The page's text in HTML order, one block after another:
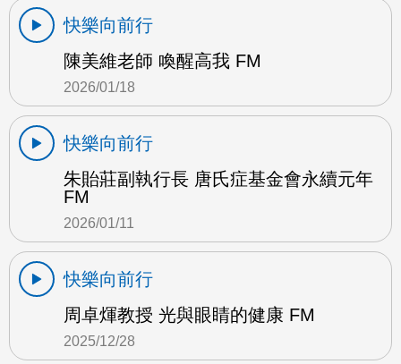
快樂向前行
陳美維老師 喚醒高我 FM
2026/01/18
快樂向前行
朱貽莊副執行長 唐氏症基金會永續元年
FM
2026/01/11
快樂向前行
周卓煇教授 光與眼睛的健康 FM
2025/12/28